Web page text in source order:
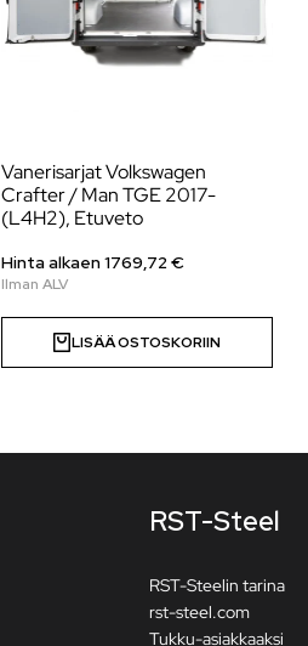
Vanerisarjat Volkswagen
Crafter / Man TGE 2017-
(L4H2), Etuveto
Hinta alkaen1769,72 €
LISÄÄ OSTOSKORIIN
RST-Steel
RST-Steelin tarina
rst-steel.com
Tukku-asiakkaaksi